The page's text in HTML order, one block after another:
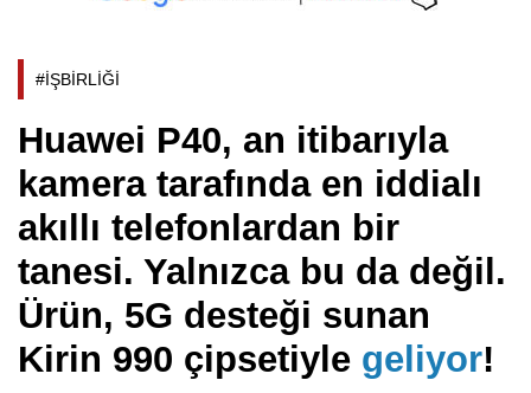
#İŞBİRLİĞİ
Huawei P40, an itibarıyla
kamera tarafında en iddialı
akıllı telefonlardan bir
tanesi. Yalnızca bu da değil.
Ürün, 5G desteği sunan
Kirin 990 çipsetiyle geliyor!